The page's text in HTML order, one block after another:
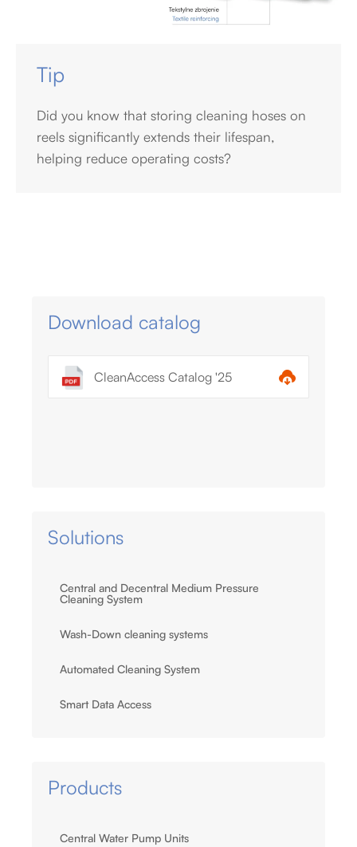
Tip
Did you know that storing cleaning hoses on
reels significantly extends their lifespan,
helping reduce operating costs?
Download catalog
CleanAccess Catalog '25
Solutions
Central and Decentral Medium Pressure
Cleaning System
Wash-Down cleaning systems
Automated Cleaning System
Smart Data Access
Products
Central Water Pump Units